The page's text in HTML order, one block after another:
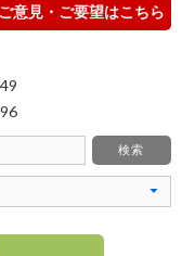
意見・ご要望はこちら